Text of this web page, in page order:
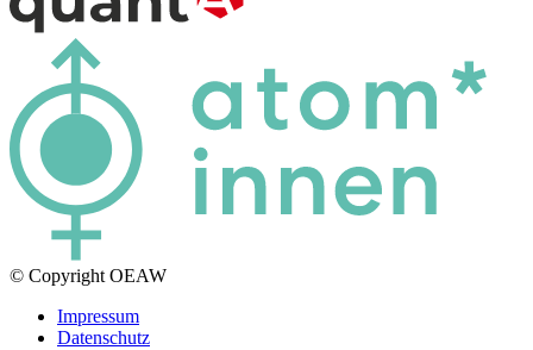
© Copyright OEAW
Impressum
Datenschutz